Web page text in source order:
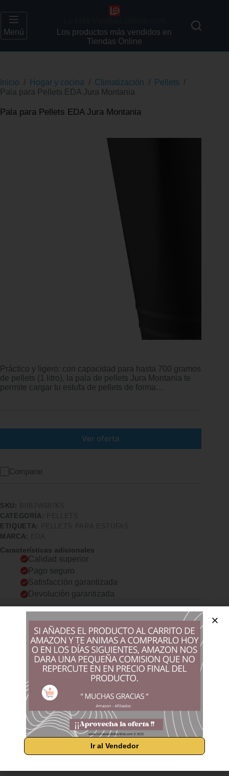
Menú
Los productos más vendidos en
Tiendas Online
Inicio / Hogar y cocina / Climatización / Pellets /
Pala para Pellets EDA Jura Montania
Pala para Pellets EDA Jura Montania
Práctico y ligero: con capacidad para hasta 700 gramos
de pellets (1 litro), la pala de pellets Jura Montania te
permite cargar tu estufa de pellets de forma…
Ver oferta
Comparar
SKU:
CATEGORÍA:
ETIQUETA:
MARCA:
Características adicionales
Calidad superior
Pago seguro
Satisfacción garantizada
Devolución garantizada
Descripción
Comprar los productos más vendidos en tiendas online
Práctico y ligero: con capacidad para hasta 700 gramos de
pellets (1 litro), la pala de pellets Jura Montania te permite
cargar tu estufa de pellets de forma rápida y eficiente.
SISTEMA PATENTADO: Debido a que el polvo de gránulos
podría ensuciar su estufa, esta pala está patentada con un
sistema de tamiz en su parte inferior para recuperar el polvo de
madera: el depósito de polvo se abre para permitir su limpieza.
ECO-DISEÑO: la pala de pellets está fabricada con 100% de
material plástico reciclado. Fabricación francesa: la pala de
pellets Jura Montania de la marca EDA está fabricada en
Francia, y más precisamente en el corazón del Plastics Vallée
en el departamento de Ain.
Ir al Vendedor